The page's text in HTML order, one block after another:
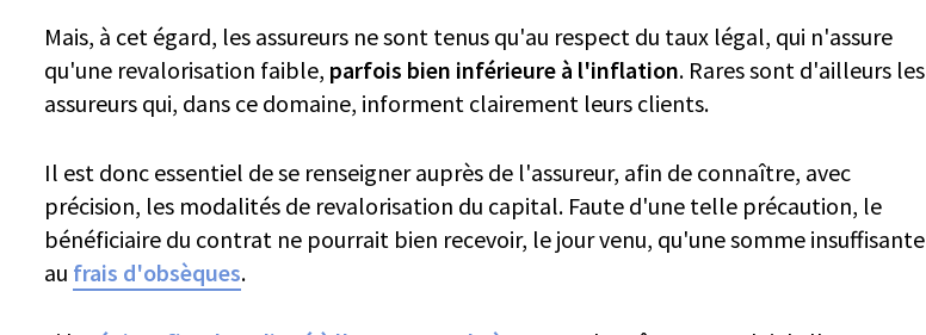
Mais, à cet égard, les assureurs ne sont tenus qu'au respect du taux légal, qui n'assure
qu'une revalorisation faible, parfois bien inférieure à l'inflation. Rares sont d'ailleurs les
assureurs qui, dans ce domaine, informent clairement leurs clients.
Il est donc essentiel de se renseigner auprès de l'assureur, afin de connaître, avec
précision, les modalités de revalorisation du capital. Faute d'une telle précaution, le
bénéficiaire du contrat ne pourrait bien recevoir, le jour venu, qu'une somme insuffisante
au frais d'obsèques.